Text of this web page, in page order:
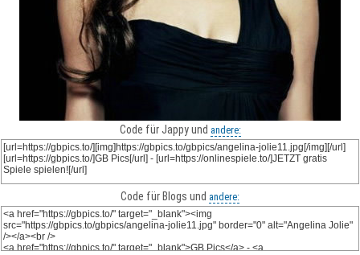
Code für Jappy und andere:
Code für Blogs und andere: